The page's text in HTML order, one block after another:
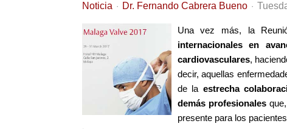
Noticia Dr. Fernando Cabrera Bueno
Una vez más, la
internacionales en
cardiovasculares,
decir, aquellas
de la estrecha
demás profesionalesque,
presente para los